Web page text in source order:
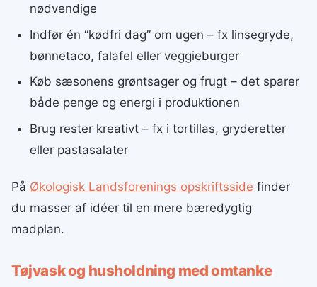
nødvendige
Indfør én “kødfri dag” om ugen – fx linsegryde,
bønnetaco, falafel eller veggieburger
Køb sæsonens grøntsager og frugt – det sparer
både penge og energi i produktionen
Brug rester kreativt – fx i tortillas, gryderetter
eller pastasalater
På Økologisk Landsforenings opskriftsside finder
du masser af idéer til en mere bæredygtig
madplan.
Tøjvask og husholdning med omtanke